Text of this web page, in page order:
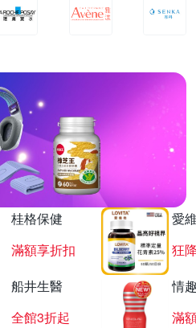
桂格保健
滿額享折扣
愛
狂
船井生醫
全館3折起
情
滿